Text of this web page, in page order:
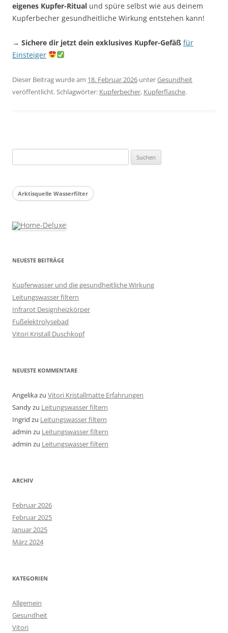
eigenes Kupfer-Ritual und spüre selbst wie aus deinem
Kupferbecher gesundheitliche Wirkung entstehen kann!
→ Sichere dir jetzt dein exklusives Kupfer-Gefäß für
Einsteiger
Dieser Beitrag wurde am 18. Februar 2026 unterGesundheit
veröffentlicht. Schlagwörter: Kupferbecher, Kupferflasche.
nach:
Arktisquelle Wasserfilter
NEUESTE BEITRÄGE
Kupferwasser und die gesundheitliche Wirkung
Leitungswasser filtern
Infrarot Designheizkörper
Fußelektrolysebad
Vitori Kristall Duschkopf
NEUESTE KOMMENTARE
Angelikazu Vitori Kristallmatte Erfahrungen
Sandyzu Leitungswasser filtern
Ingrid zu Leitungswasser filtern
admin zu Leitungswasser filtern
admin zu Leitungswasser filtern
ARCHIV
Februar 2026
Februar 2025
Januar 2025
März 2024
KATEGORIEN
Allgemein
Gesundheit
Vitori